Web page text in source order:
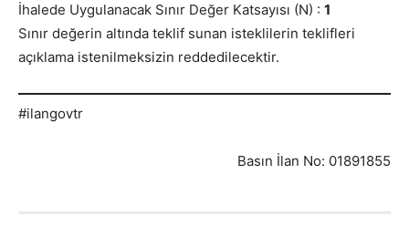
İhalede Uygulanacak Sınır Değer Katsayısı (N) : 1
Sınır değerin altında teklif sunan isteklilerin teklifleri
açıklama istenilmeksizin reddedilecektir.
#ilangovtr
Basın İlan No: 01891855